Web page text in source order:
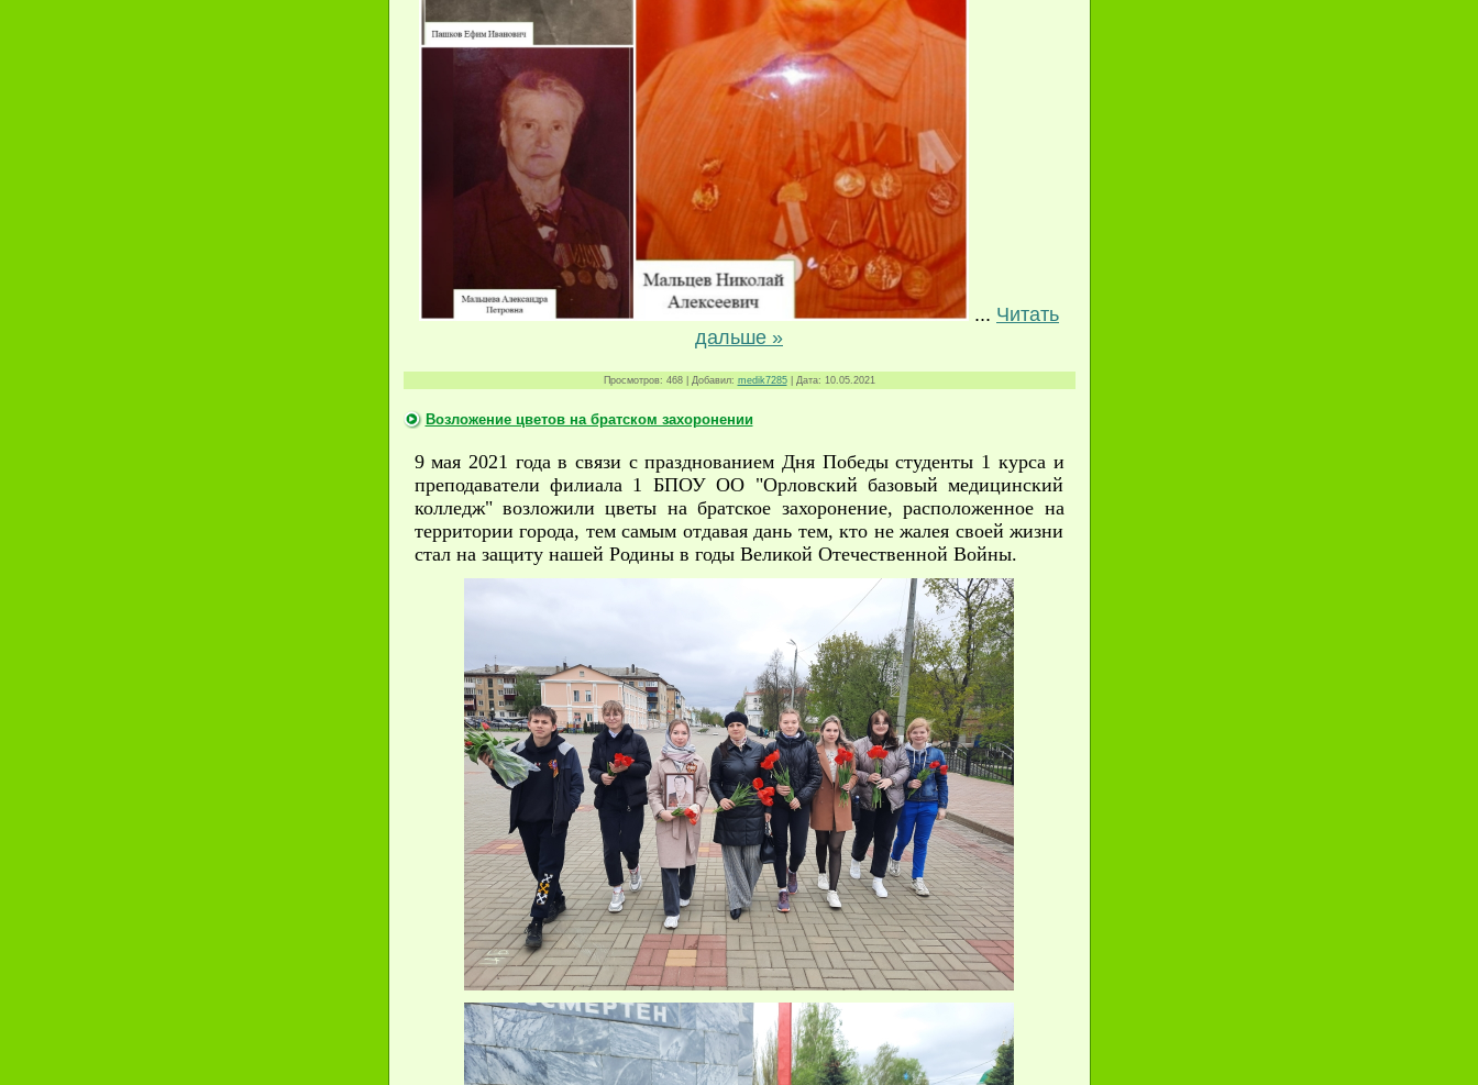
... Читать
дальше »
Просмотров: 468 Добавил: medik7285 Дата: 10.05.2021
Возложение цветов на братском захоронении
9 мая 2021 года в связи​ с празднованием Дня Победы студенты 1 курса и
преподаватели филиала 1 БПОУ ОО "Орловский базовый медицинский
колледж"​ возложили​ цветы на братское захоронение, расположенное на
территории города, тем самым отдавая дань тем, кто не жалея своей жизни
стал на защиту нашей Родины в годы Великой Отечественной Войны.